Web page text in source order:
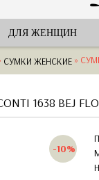
ДЛЯ ЖЕНЩИН
СУМКИ ЖЕНСКИЕ»
1638 BEJ
-10%